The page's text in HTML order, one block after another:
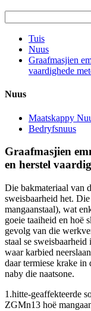
Tuis
Nuus
Graafmasjien
vaardighede
Nuus
Maatskappy
Bedryfsnuus
Graafmasjien
en herstel
Die bakmateriaal van
sweisbaarheid het.
mangaanstaal), wat
goeie taaiheid en hoë
gevolg van die
staal se
waar karbied
daar termiese krake
naby die naatsone.
1.hitte-geaffekteerde
ZGMn13 hoë